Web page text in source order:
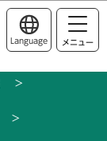
Language メニュー